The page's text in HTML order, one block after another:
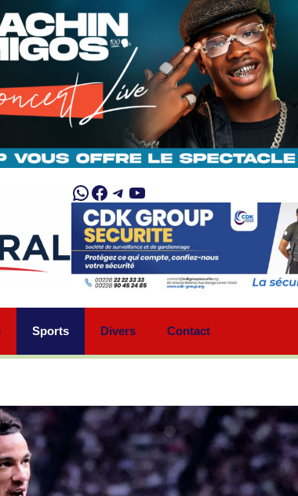
WhatsApp
Facebook
Telegram
YouTube
Sports Divers Contact